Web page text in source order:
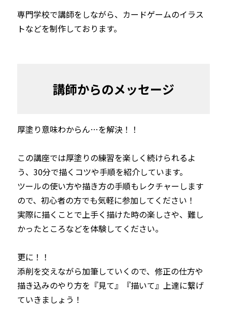
専門学校で講師をしながら、カードゲームのイラス
トなどを制作しております。
講師からのメッセージ
厚塗り意味わからん…を解決！！
この講座では厚塗りの練習を楽しく続けられるよ
う、30分で描くコツや手順を紹介しています。
ツールの使い方や描き方の手順もレクチャーします
ので、初心者の方でも気軽に参加してください！
実際に描くことで上手く描けた時の楽しさや、難し
かったところなどを体験してください。
更に！！
添削を交えながら加筆していくので、修正の仕方や
描き込みのやり方を『見て』『描いて』上達に繋げ
ていきましょう！